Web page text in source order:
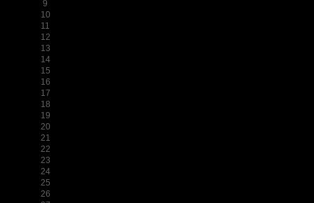
9
10
11
12
13
14
15
16
17
18
19
20
21
22
23
24
25
26